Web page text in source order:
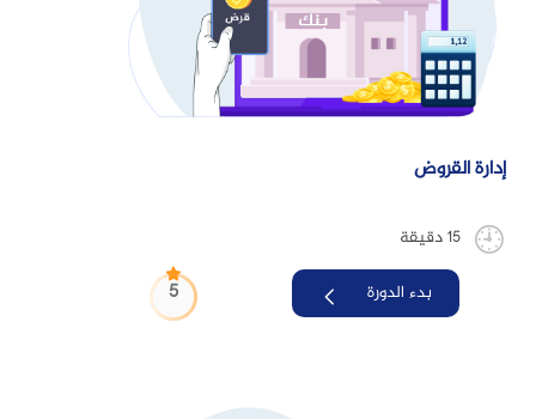
15 دقيقة
إدارة القروض
بدء الدورة 5